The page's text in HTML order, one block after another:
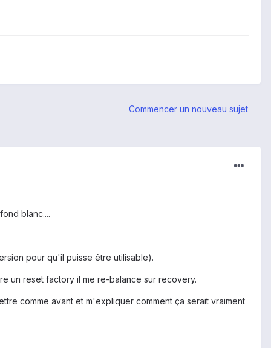
Commencer un nouveau sujet
blanc....
pour qu'il puisse être utilisable).
un reset factory il me re-balance sur recovery.
comme avant et m'expliquer comment ça serait vraiment